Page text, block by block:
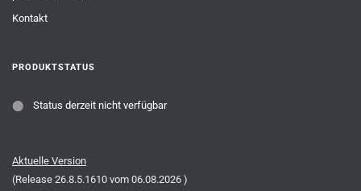
Kontakt
PRODUKTSTATUS
⬤ Status derzeit nicht verfügbar
Aktuelle Version
(Release 26.8.5.1610 vom 06.08.2026 )